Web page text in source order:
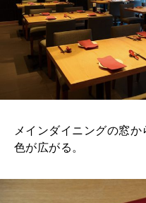
メインダイニングの窓
色が広がる。